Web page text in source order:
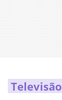
Televisão